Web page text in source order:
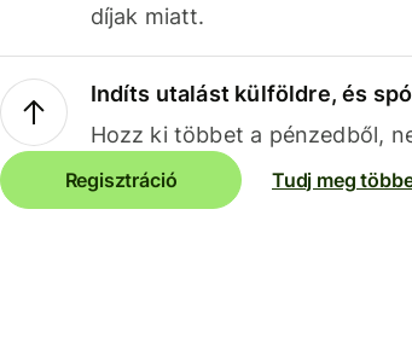
díjak miatt.
Indíts utalást külföldre, és
Hozz ki többet a pénzedből,
Regisztráció Tudj meg